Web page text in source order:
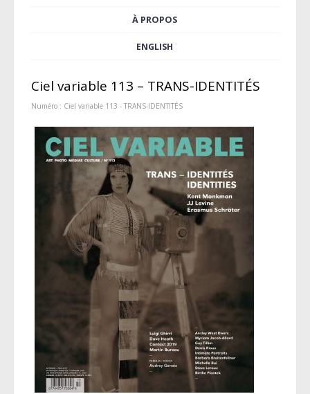
À PROPOS
ENGLISH
Ciel variable 113 – TRANS-IDENTITÉS
Numéro : Ciel variable 113 - TRANS-IDENTITÉS